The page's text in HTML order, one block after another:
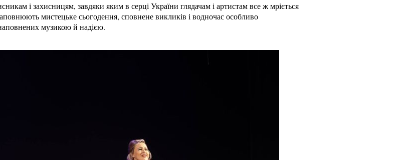
і захисницям, завдяки яким в серці України глядачам і артистам все ж мріється
мистецьке сьогодення, сповнене викликів і водночас особливо
музикою й надією.